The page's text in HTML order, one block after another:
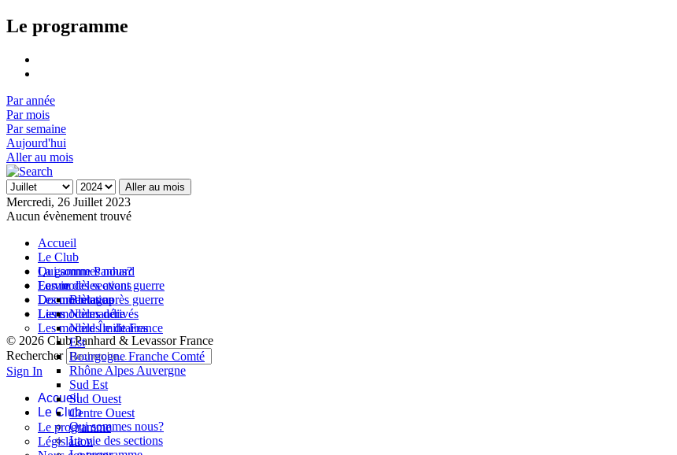
Le programme
Par année
Par mois
Par semaine
Aujourd'hui
Aller au mois
Aller au mois
Mercredi, 26 Juillet 2023
Aucun évènement trouvé
Accueil
Le Club
Qui sommes nous?
La vie des sections
Bretagne
Normandie
Nord Île de France
Est
Bourgogne Franche Comté
Rhône Alpes Auvergne
Sud Est
Sud Ouest
Centre Ouest
Le programme
Législation
La gamme Panhard
Les modèles avant guerre
Les modèles après guerre
Les modèles dérivés
Les modèles militaires
Forum
Documentation
Liens
© 2026 Club Panhard & Levassor France
Rechercher
Sign In
Accueil
Le Club
Qui sommes nous?
La vie des sections